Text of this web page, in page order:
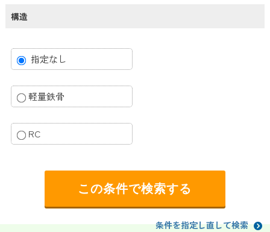
構造
指定なし
軽量鉄骨
RC
条件を指定し直して検索